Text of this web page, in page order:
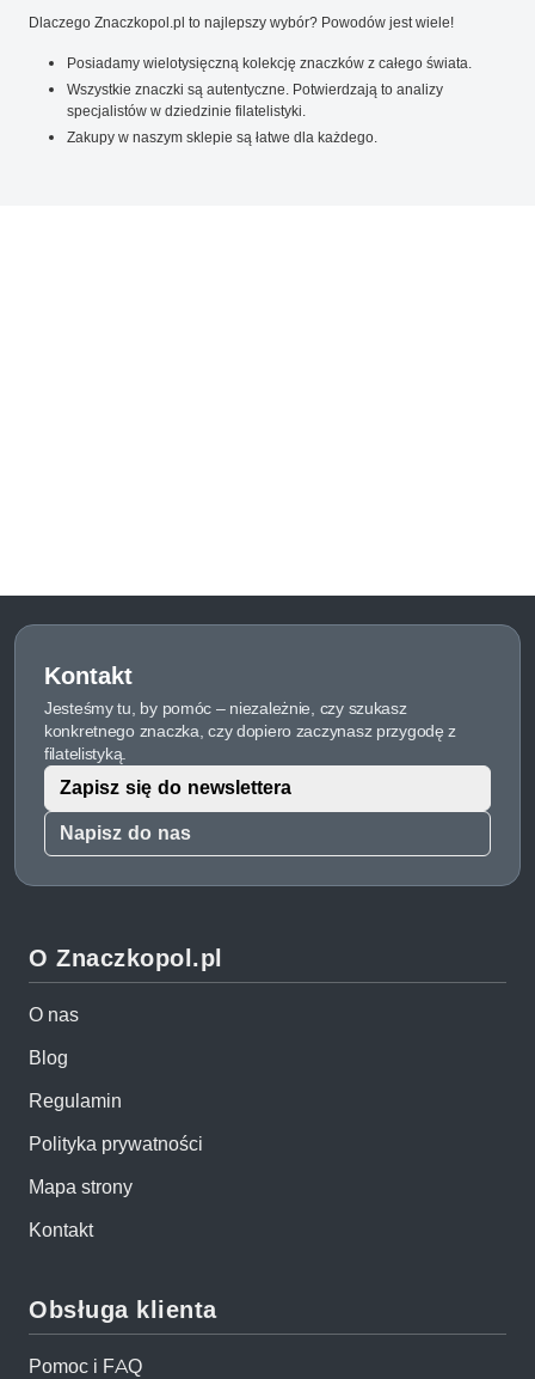
Dlaczego Znaczkopol.pl to najlepszy wybór? Powodów jest wiele!
Posiadamy wielotysięczną kolekcję znaczków z całego świata.
Wszystkie znaczki są autentyczne. Potwierdzają to analizy
specjalistów w dziedzinie filatelistyki.
Zakupy w naszym sklepie są łatwe dla każdego.
Kontakt
Jesteśmy tu, by pomóc – niezależnie, czy szukasz
konkretnego znaczka, czy dopiero zaczynasz przygodę z
filatelistyką.
Napisz do nas
Zapisz się do newslettera
O Znaczkopol.pl
O nas
Blog
Regulamin
Polityka prywatności
Mapa strony
Kontakt
Obsługa klienta
Pomoc i FAQ